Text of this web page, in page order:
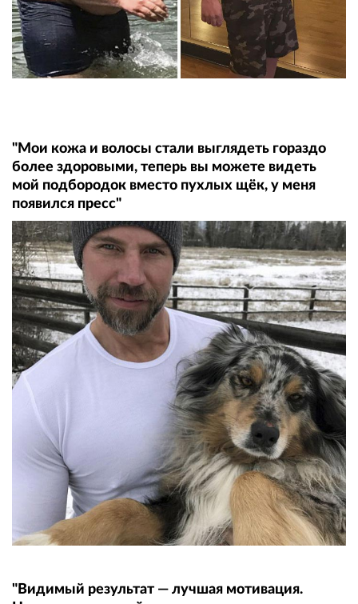
"Мои кожа и волосы стали выглядеть гораздо
более здоровыми, теперь вы можете видеть
мой подбородок вместо пухлых щёк, у меня
появился пресс"
"Видимый результат — лучшая мотивация.